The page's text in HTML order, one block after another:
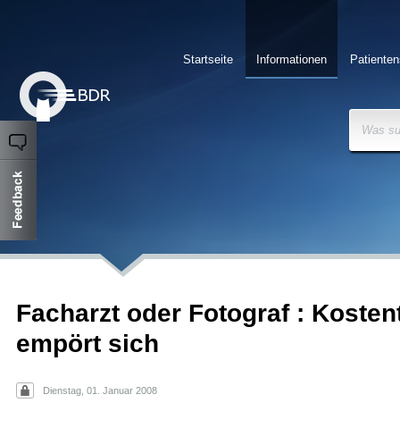
Informationen
Startseite
Was
Facharzt oder Fotograf :
empört sich
Dienstag, 01. Januar 2008